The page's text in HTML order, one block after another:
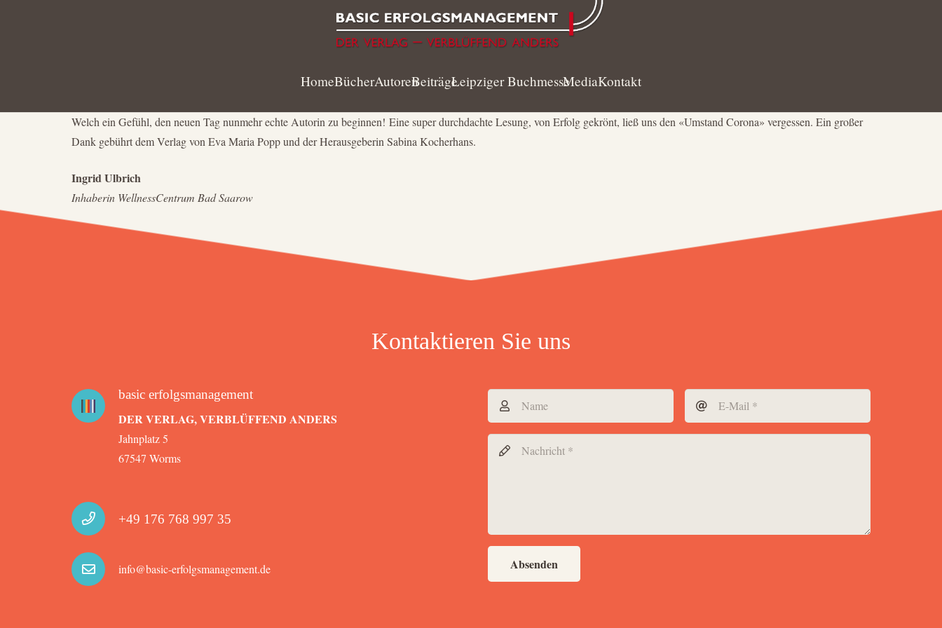
HomeBücherAutorenBeiträgeLeipziger BuchmesseMediaKontakt
Welch ein Gefühl, den neuen Tag nunmehr echte Autorin zu beginnen! Eine super durchdachte Lesung, von Erfolg gekrönt, ließ uns den «Umstand Corona» vergessen. Ein großer
Dank gebührt dem Verlag von Eva Maria Popp und der Herausgeberin Sabina Kocherhans.
Ingrid Ulbrich
Inhaberin WellnessCentrum Bad Saarow
Kontaktieren Sie uns
basic erfolgsmanagement
DER VERLAG, VERBLÜFFEND ANDERS
Jahnplatz 5
67547 Worms
+49 176 768 997 35
info@basic-erfolgsmanagement.de Absenden